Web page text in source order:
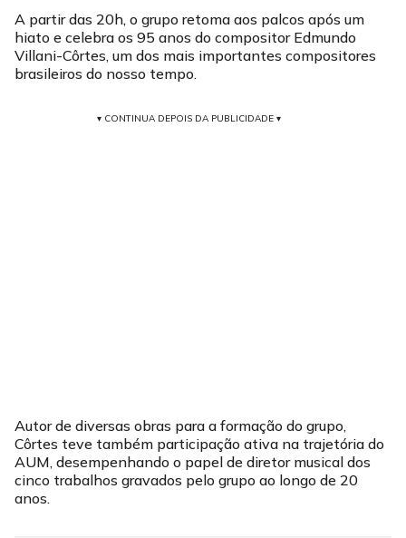
A partir das 20h, o grupo retoma aos palcos após um
hiato e celebra os 95 anos do compositor Edmundo
Villani-Côrtes, um dos mais importantes compositores
brasileiros do nosso tempo.
▾ CONTINUA DEPOIS DA PUBLICIDADE ▾
Autor de diversas obras para a formação do grupo,
Côrtes teve também participação ativa na trajetória do
AUM, desempenhando o papel de diretor musical dos
cinco trabalhos gravados pelo grupo ao longo de 20
anos.